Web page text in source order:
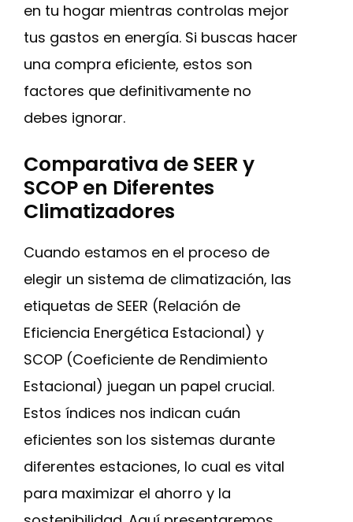
en tu hogar mientras controlas mejor
tus gastos en energía. Si buscas hacer
una compra eficiente, estos son
factores que definitivamente no
debes ignorar.
Comparativa de SEER y
SCOP en Diferentes
Climatizadores
Cuando estamos en el proceso de
elegir un sistema de climatización, las
etiquetas de SEER (Relación de
Eficiencia Energética Estacional) y
SCOP (Coeficiente de Rendimiento
Estacional) juegan un papel crucial.
Estos índices nos indican cuán
eficientes son los sistemas durante
diferentes estaciones, lo cual es vital
para maximizar el ahorro y la